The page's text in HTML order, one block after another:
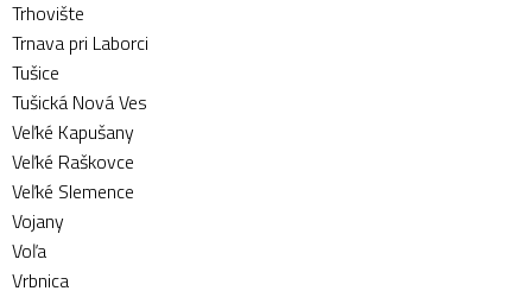
Trhovište
Trnava pri Laborci
Tušice
Tušická Nová Ves
Veľké Kapušany
Veľké Raškovce
Veľké Slemence
Vojany
Voľa
Vrbnica